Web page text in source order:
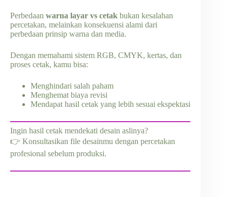
Perbedaan warna layar vs cetak bukan kesalahan
percetakan, melainkan konsekuensi alami dari
perbedaan prinsip warna dan media.
Dengan memahami sistem RGB, CMYK, kertas, dan
proses cetak, kamu bisa:
Menghindari salah paham
Menghemat biaya revisi
Mendapat hasil cetak yang lebih sesuai ekspektasi
Ingin hasil cetak mendekati desain aslinya?
👉 Konsultasikan file desainmu dengan percetakan
profesional sebelum produksi.